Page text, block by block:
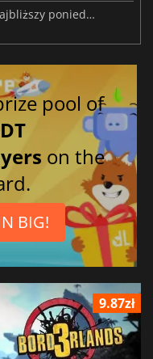
Nowy sezon Destiny 2 startuje w najbliższy poniedziałek
pool of
on the
BIG!
9.87zł